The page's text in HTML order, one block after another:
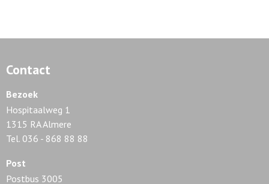
Contact
Bezoek
Hospitaalweg 1
1315 RA Almere
Tel. 036 - 868 88 88
Post
Postbus 3005